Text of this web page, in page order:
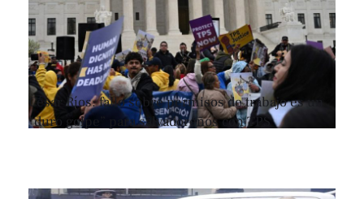
César Ríos: fallo sobre permisos de trabajo es un
“duro golpe” para salvadoreños con TPS